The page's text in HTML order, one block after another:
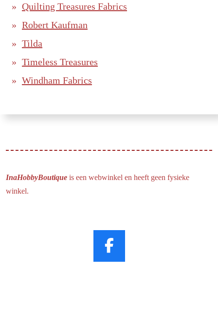
Quilting Treasures Fabrics
Robert Kaufman
Tilda
Timeless Treasures
Windham Fabrics
InaHobbyBoutique is een webwinkel en heeft geen fysieke
winkel.
F